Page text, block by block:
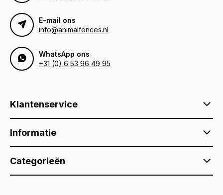
E-mail ons
info@animalfences.nl
WhatsApp ons
+31 (0) 6 53 96 49 95
Klantenservice
Informatie
Categorieën